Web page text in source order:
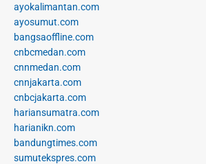
ayokalimantan.com
ayosumut.com
bangsaoffline.com
cnbcmedan.com
cnnmedan.com
cnnjakarta.com
cnbcjakarta.com
hariansumatra.com
harianikn.com
bandungtimes.com
sumutekspres.com